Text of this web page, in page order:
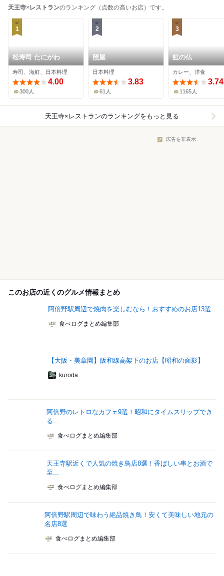
天王寺× レストランのランキング（点数の高いお店）です。
1
松寿司 たにがわ
寿司、海鮮、日本料理
4.00
300人
2
照屋
日本料理
3.83
61人
3
虹の仏
カレー、洋食
3.74
1165人
天王寺×レストランのランキングをもっと見る
広告を非表示
このお店の近くのグルメ情報まとめ
阿倍野駅周辺で焼肉を楽しむなら！おすすめのお店13選
食べログまとめ編集部
【大阪・美章園】阪和線高架下のお店【昭和の面影】
kuroda
阿倍野のレトロなカフェ9選！昭和にタイムスリップでき
る...
食べログまとめ編集部
天王寺駅近くで人気の焼き鳥店8選！香ばしい串とお酒で
至...
食べログまとめ編集部
阿倍野駅周辺で味わう絶品焼き鳥！安くて美味しい地元の
名店8選
食べログまとめ編集部